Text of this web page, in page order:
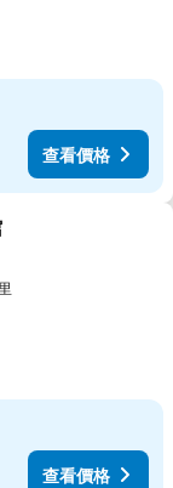
格
查看價格
格
查看價格